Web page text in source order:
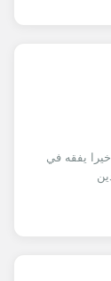
يفقه في